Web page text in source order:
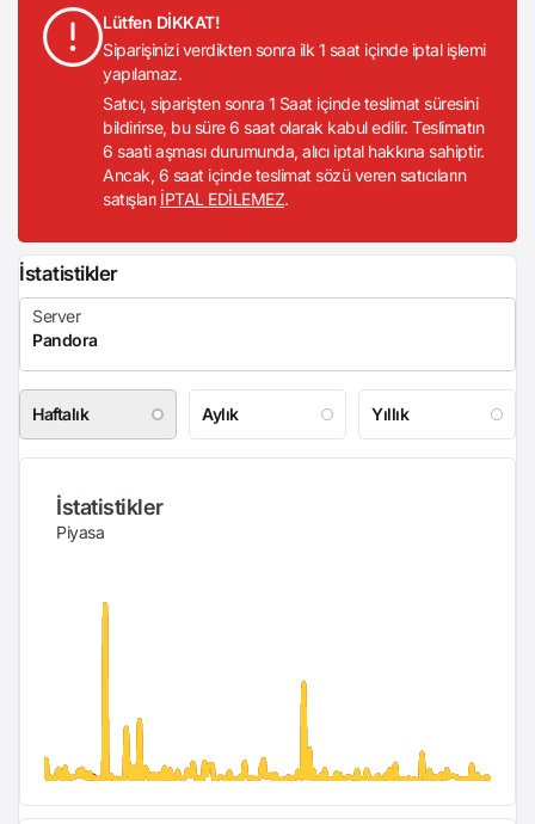
Lütfen DİKKAT!
Siparişinizi verdikten sonra ilk 1 saat içinde iptal işlemi
yapılamaz.
Satıcı, siparişten sonra 1 Saat içinde teslimat süresini
bildirirse, bu süre 6 saat olarak kabul edilir. Teslimatın
6 saati aşması durumunda, alıcı iptal hakkına sahiptir.
Ancak, 6 saat içinde teslimat sözü veren satıcıların
satışları İPTAL EDİLEMEZ.
İstatistikler
Haftalık Aylık Yıllık
İstatistikler
Piyasa